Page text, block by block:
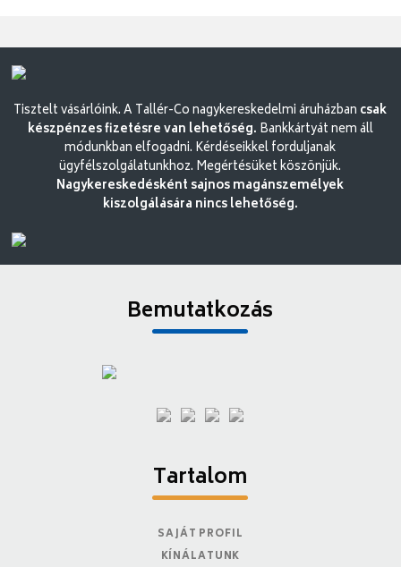
Tisztelt vásárlóink. A Tallér-Co nagykereskedelmi áruházban csak
készpénzes fizetésre van lehetőség. Bankkártyát nem áll
módunkban elfogadni. Kérdéseikkel forduljanak
ügyfélszolgálatunkhoz. Megértésüket köszönjük.
Nagykereskedésként sajnos magánszemélyek
kiszolgálására nincs lehetőség.
Bemutatkozás
Tartalom
SAJÁT PROFIL
KÍNÁLATUNK